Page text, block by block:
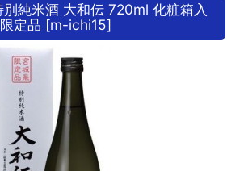
別純米酒 大和伝 720ml 化粧箱入
定品 [m-ichi15]